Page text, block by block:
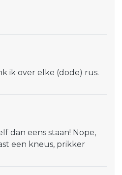
ik over elke (dode) rus.
dan eens staan! Nope,
een kneus, prikker